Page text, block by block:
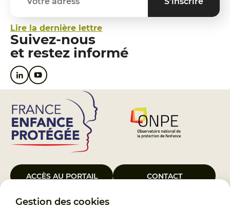
Gestion des cookies
Lire la dernière lettre
Suivez-nous
et restez informé
ACCÈS AU PORTAIL CONTACT
Le Groupement d’Intérêt Public France Enfance Protégée, créé le 5